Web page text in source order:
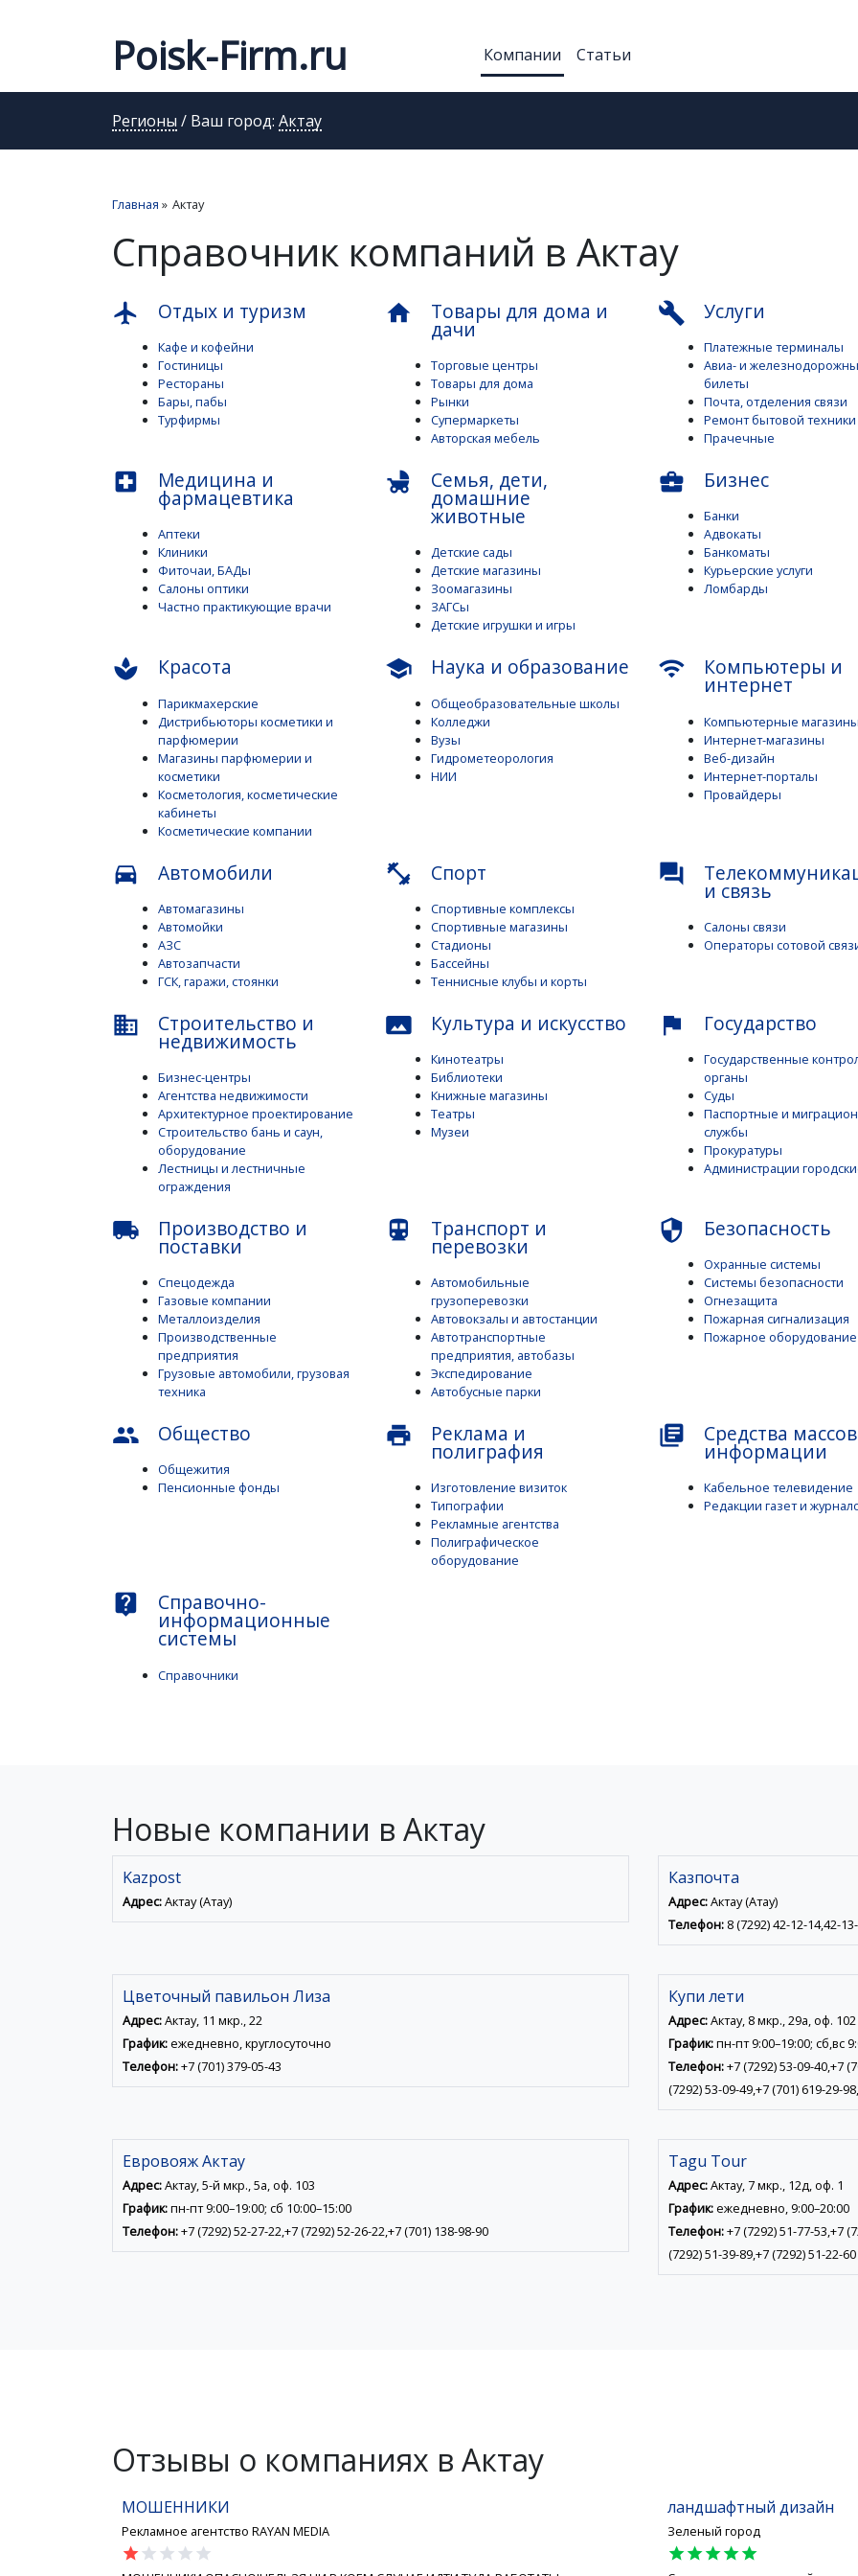
Poisk-Firm.ru Компании Статьи
Регионы / Ваш город: Актау
Главная » Актау
Справочник компаний в Актау
flight Отдых и туризм
Кафе и кофейни
Гостиницы
Рестораны
Бары, пабы
Турфирмы
home Товары для дома и
дачи
Торговые центры
Товары для дома
Рынки
Супермаркеты
Авторская мебель
build Услуги
Платежные терминалы
Авиа- и
билеты
Почта, отделения связи
Ремонт бытовой техники
Прачечные
local_hospital Медицина и
фармацевтика
Аптеки
Клиники
Фиточаи, БАДы
Салоны оптики
Частно практикующие врачи
child_friendly Семья, дети,
домашние
животные
Детские сады
Детские магазины
Зоомагазины
ЗАГСы
Детские игрушки и игры
business_center Бизнес
Банки
Адвокаты
Банкоматы
Курьерские услуги
Ломбарды
spa Красота
Парикмахерские
Дистрибьюторы косметики и
парфюмерии
Магазины парфюмерии и
косметики
Косметология, косметические
кабинеты
Косметические компании
school Наука и образование
Общеобразовательные школы
Колледжи
Вузы
Гидрометеорология
НИИ
wifi Компьютеры и
интернет
Компьютерные магазины
Интернет-магазины
Веб-дизайн
Интернет-порталы
Провайдеры
directions_car Автомобили
Автомагазины
Автомойки
АЗС
Автозапчасти
ГСК, гаражи, стоянки
fitness_center Спорт
Спортивные комплексы
Спортивные магазины
Стадионы
Бассейны
Теннисные клубы и корты
question_answer
и связь
Салоны связи
Операторы сотовой
business Строительство и
недвижимость
Бизнес-центры
Агентства недвижимости
Архитектурное проектирование
Строительство бань и саун,
оборудование
Лестницы и лестничные
ограждения
panorama Культура и искусство
Кинотеатры
Библиотеки
Книжные магазины
Театры
Музеи
flag Государство
Государственные
органы
Суды
Паспортные и
службы
Прокуратуры
Администрации
local_shipping Производство и
поставки
Спецодежда
Газовые компании
Металлоизделия
Производственные
предприятия
Грузовые автомобили, грузовая
техника
directions_subway Транспорт и
перевозки
Автомобильные
грузоперевозки
Автовокзалы и автостанции
Автотранспортные
предприятия, автобазы
Экспедирование
Автобусные парки
security Безопасность
Охранные системы
Системы безопасности
Огнезащита
Пожарная сигнализация
Пожарное оборудование
people Общество
Общежития
Пенсионные фонды
print Реклама и
полиграфия
Изготовление визиток
Типографии
Рекламные агентства
Полиграфическое
оборудование
library_books Средства
информации
Кабельное телевидение
Редакции газет и
live_help Справочно-
информационные
системы
Справочники
Новые компании в Актау
Kazpost
Адрес:Актау (Ақтау)
Казпочта
Адрес:Актау (Ақтау)
Телефон: 8 (7292) 42-12-14,42-
Цветочный павильон Лиза
Адрес:Актау, 11 мкр., 22
График:ежедневно, круглосуточно
Телефон:+7 (701) 379-05-43
Купи лети
Адрес:Актау, 8 мкр., 29а, оф. 102
График:пн-пт 9:00–19:00; сб,вс
Телефон:+7 (7292) 53-09-40,+7
(7292) 53-09-49,+7 (701) 619-29-
Евровояж Актау
Адрес:Актау, 5-й мкр., 5а, оф. 103
График:пн-пт 9:00–19:00; сб 10:00–15:00
Телефон:+7 (7292) 52-27-22,+7 (7292) 52-26-22,+7 (701) 138-98-90
Tagu Tour
Адрес:Актау, 7 мкр., 12д, оф. 1
График:ежедневно, 9:00–20:00
Телефон:+7 (7292) 51-77-53,+7
(7292) 51-39-89,+7 (7292) 51-22-60
Отзывы о компаниях в Актау
МОШЕННИКИ
Рекламное агентство RAYAN MEDIA
star
star
star
star
star
ландшафтный дизайн
Зеленый город
star
star
star
star
star